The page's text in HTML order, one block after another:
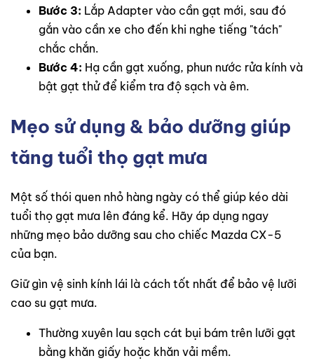
Bước 3: Lắp Adapter vào cần gạt mới, sau đó
gắn vào cần xe cho đến khi nghe tiếng "tách"
chắc chắn.
Bước 4: Hạ cần gạt xuống, phun nước rửa kính và
bật gạt thử để kiểm tra độ sạch và êm.
Mẹo sử dụng & bảo dưỡng giúp
tăng tuổi thọ gạt mưa
Một số thói quen nhỏ hàng ngày có thể giúp kéo dài
tuổi thọ gạt mưa lên đáng kể. Hãy áp dụng ngay
những mẹo bảo dưỡng sau cho chiếc Mazda CX-5
của bạn.
Giữ gìn vệ sinh kính lái là cách tốt nhất để bảo vệ lưỡi
cao su gạt mưa.
Thường xuyên lau sạch cát bụi bám trên lưỡi gạt
bằng khăn giấy hoặc khăn vải mềm.